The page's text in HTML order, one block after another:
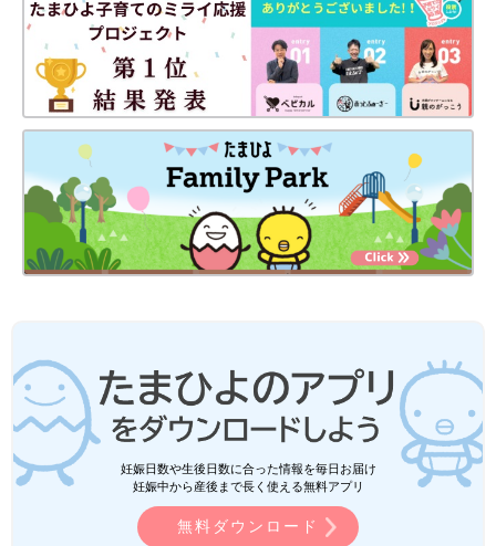
妊娠日数や生後日数に合った情報を毎日お届け
妊娠中から産後まで長く使える無料アプリ
無料ダウンロード